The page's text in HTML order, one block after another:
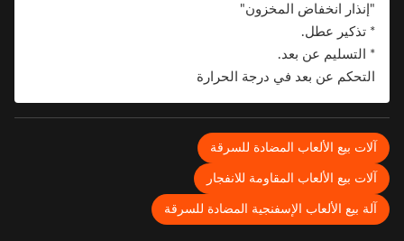
"إنذار انخفاض المخزون"
* تذكير عطل.
* التسليم عن بعد.
التحكم عن بعد في درجة الحرارة
بيع الألعاب المضادة للسرقة
بيع الألعاب المقاومة للانفجار
بيع الألعاب الإسفنجية المضادة للسرقة